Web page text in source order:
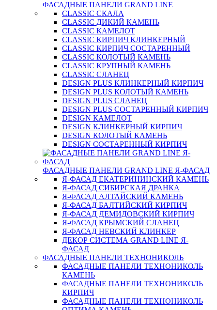
ФАСАДНЫЕ ПАНЕЛИ GRAND LINE
CLASSIC СКАЛА
CLASSIC ДИКИЙ КАМЕНЬ
CLASSIC КАМЕЛОТ
CLASSIC КИРПИЧ КЛИНКЕРНЫЙ
CLASSIC КИРПИЧ СОСТАРЕННЫЙ
CLASSIC КОЛОТЫЙ КАМЕНЬ
CLASSIC КРУПНЫЙ КАМЕНЬ
CLASSIC СЛАНЕЦ
DESIGN PLUS КЛИНКЕРНЫЙ КИРПИЧ
DESIGN PLUS КОЛОТЫЙ КАМЕНЬ
DESIGN PLUS СЛАНЕЦ
DESIGN PLUS СОСТАРЕННЫЙ КИРПИЧ
DESIGN КАМЕЛОТ
DESIGN КЛИНКЕРНЫЙ КИРПИЧ
DESIGN КОЛОТЫЙ КАМЕНЬ
DESIGN СОСТАРЕННЫЙ КИРПИЧ
ФАСАДНЫЕ ПАНЕЛИ GRAND LINE Я-ФАСАД
Я-ФАСАД ЕКАТЕРИНИНСКИЙ КАМЕНЬ
Я-ФАСАД СИБИРСКАЯ ДРАНКА
Я-ФАСАД АЛТАЙСКИЙ КАМЕНЬ
Я-ФАСАД БАЛТИЙСКИЙ КИРПИЧ
Я-ФАСАД ДЕМИДОВСКИЙ КИРПИЧ
Я-ФАСАД КРЫМСКИЙ СЛАНЕЦ
Я-ФАСАД НЕВСКИЙ КЛИНКЕР
ДЕКОР СИСТЕМА GRAND LINE Я-
ФАСАД
ФАСАДНЫЕ ПАНЕЛИ ТЕХНОНИКОЛЬ
ФАСАДНЫЕ ПАНЕЛИ ТЕХНОНИКОЛЬ
КАМЕНЬ
ФАСАДНЫЕ ПАНЕЛИ ТЕХНОНИКОЛЬ
КИРПИЧ
ФАСАДНЫЕ ПАНЕЛИ ТЕХНОНИКОЛЬ